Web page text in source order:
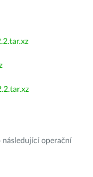
následující operační